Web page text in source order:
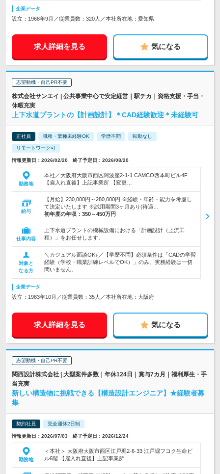
企業データ
設立：1968年9月／従業員数：320人／本社所在地：愛知県
求人詳細を見る 気になる
志望動機・自己PR不要
株式会社サンエイ | 公共事業中心で安定経営｜駅チカ｜資格支援・手当・
休暇充実
上下水道プラントの【計画設計】＊CAD経験歓迎＊未経験可
正社員 職種・業種未経験OK 学歴不問 転勤なし
リモートワーク可
情報更新日：2026/02/20 終了予定日：2026/08/20
勤務地
本社／大阪府大阪市西区阿波座2-1-1 CAMCO西本町ビル4F
【雇入れ直後】上記事業所 【変更…
給与
【月給】230,000円～280,000円 ※経験・年齢・能力を考慮し
て決定いたします ※試用期間3ヶ月あり(待遇…
初年度の年収： 350～450万円
仕事内容
上下水道プラントの機械設備における「計画設計（上流工
程）」をお任せします。
対象と
なる方
＼カジュアル面談OK♪／【学歴不問】必須条件は「CADの学習
経験（学校・職業訓練レベルでOK）」のみ。実務経験は一切
問いません。
企業データ
設立：1983年10月／従業員数：35人／本社所在地：大阪府
求人詳細を見る 気になる
志望動機・自己PR不要
関西設計株式会社 | 大型案件多数｜年休124日｜賞与7カ月｜福利厚生・手
当充実
新しい構造物に挑戦できる【構造設計エンジニア】★経験者募
集
契約社員 完全週休2日制
情報更新日：2026/07/03 終了予定日：2026/12/24
勤務地
＜本社＞ 大阪府大阪市西区江戸堀2-6-33 江戸堀フコク生命ビ
ル6階 【雇入れ直後】上記事業所…